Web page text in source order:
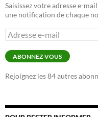
Saisissez votre adresse e-
une notification de chaque
Adresse
e-
mail
ABONNEZ-VOUS
Rejoignez les 84 autres